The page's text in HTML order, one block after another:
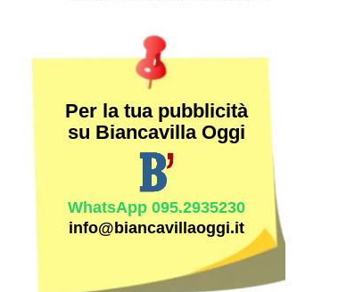
Per la tua pubblicità
su Biancavilla Oggi
WhatsApp 095.2935230
info@biancavillaoggi.it